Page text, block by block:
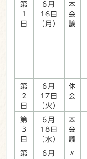
第
1
日
6月
16日
（月）
本
会
議
第
2
日
6月
17日
（火）
休
会
第
3
日
6月
18日
（水）
本
会
議
第
6月
〃